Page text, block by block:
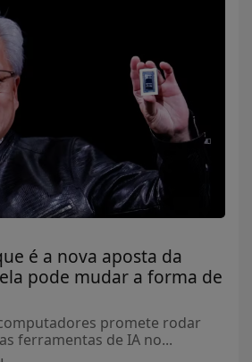
é a nova aposta da
pode mudar a forma de
promete rodar
ferramentas de IA no...